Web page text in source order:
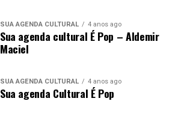
SUA AGENDA CULTURAL 4 anos ago
Sua agenda cultural É Pop – Aldemir
Maciel
SUA AGENDA CULTURAL 4 anos ago
Sua agenda Cultural É Pop